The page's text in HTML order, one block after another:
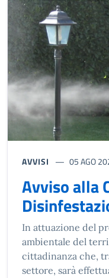
AVVISI 05 AGO
Avviso alla
In attuazione del
ambientale del
cittadinanza che,
settore, sarà